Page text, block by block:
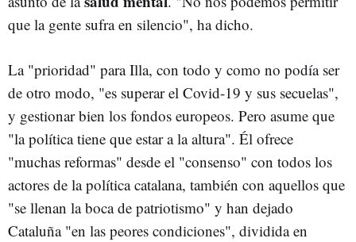
que la gente sufra en silencio", ha dicho.
La "prioridad" para Illa, con todo y como no podía ser
de otro modo, "es superar el Covid-19 y sus secuelas",
y gestionar bien los fondos europeos. Pero asume que
"la política tiene que estar a la altura". Él ofrece
"muchas reformas" desde el "consenso" con todos los
actores de la política catalana, también con aquellos que
"se llenan la boca de patriotismo" y han dejado
Cataluña "en las peores condiciones", dividida en